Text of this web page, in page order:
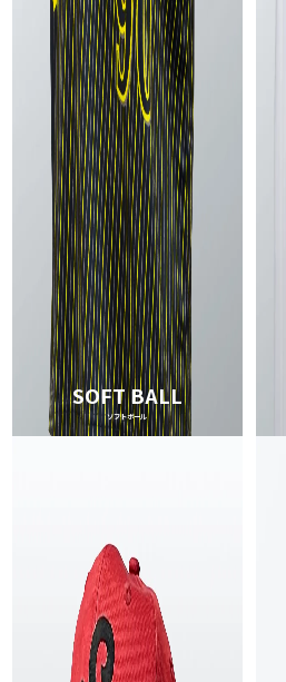
SOFT BALL
ソフトボール